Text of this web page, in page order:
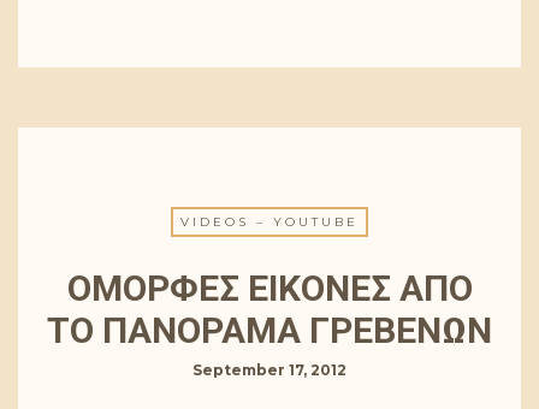
VIDEOS – YOUTUBE
ΟΜΟΡΦΕΣ ΕΙΚΟΝΕΣ ΑΠΟ
ΤΟ ΠΑΝΟΡΑΜΑ ΓΡΕΒΕΝΩΝ
September 17, 2012